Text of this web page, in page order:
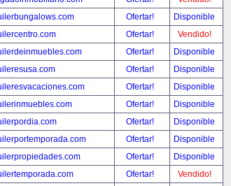
Ofertar!
Disponible
Ofertar!
Vendido!
Ofertar!
Disponible
Ofertar!
Disponible
Ofertar!
Disponible
Ofertar!
Disponible
Ofertar!
Disponible
Ofertar!
Disponible
Ofertar!
Disponible
Ofertar!
Vendido!